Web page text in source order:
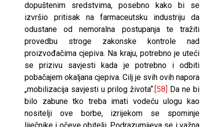
dopuštenim sredstvima, posebno kako bi se
izvršio pritisak na farmaceutsku industriju da
odustane od nemoralna postupanja te tražiti
provedbu stroge zakonske kontrole nad
proizvođačima cjepiva. Na kraju, potrebno je uteći
se prizivu savjesti kada je potrebno i odbiti
pobačajem okaljana cjepiva. Cilj je svih ovih napora
„mobilizacija savjesti u prilog života“.[58] Da ne bi
bilo zabune tko treba imati vodeću ulogu kao
nositelji ove borbe, izrijekom se spominje